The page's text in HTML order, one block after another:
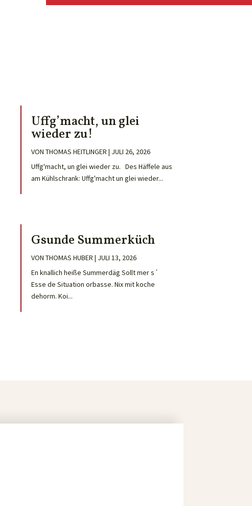
Uffg’macht, un glei
wieder zu!
VON THOMAS HEITLINGER | JULI 26, 2026
Uffg'macht, un glei wieder zu. Des Häffele aus
am Kühlschrank: Uffg'macht un glei wieder...
Gsunde Summerküch
VON THOMAS HUBER | JULI 13, 2026
En knallich heiße Summerdäg Sollt mer s´
Esse de Situation orbasse. Nix mit koche
dehorm. Koi...